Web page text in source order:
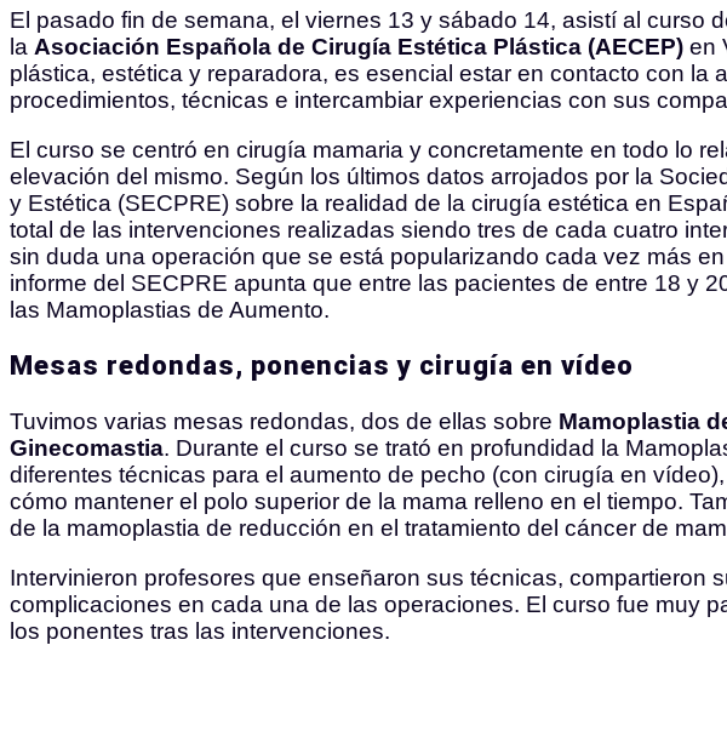
El pasado fin de semana, el viernes 13 y sábado 14, asistí al curso
la Asociación Española de Cirugía Estética Plástica (AECEP) en
plástica, estética y reparadora, es esencial estar en contacto con la
procedimientos, técnicas e intercambiar experiencias con sus
El curso se centró en cirugía mamaria y concretamente en todo lo
elevación del mismo. Según los últimos datos arrojados por la
y Estética (SECPRE) sobre la realidad de la cirugía estética en
total de las intervenciones realizadas siendo tres de cada cuatro
sin duda una operación que se está popularizando cada vez más
informe del SECPRE apunta que entre las pacientes de entre 18 y
las Mamoplastias de Aumento.
Mesas redondas, ponencias y cirugía en vídeo
Tuvimos varias mesas redondas, dos de ellas sobre Mamoplastia
Ginecomastia. Durante el curso se trató en profundidad la
diferentes técnicas para el aumento de pecho (con cirugía en
cómo mantener el polo superior de la mama relleno en el tiempo.
de la mamoplastia de reducción en el tratamiento del cáncer de
Intervinieron profesores que enseñaron sus técnicas, compartieron
complicaciones en cada una de las operaciones. El curso fue muy
los ponentes tras las intervenciones.